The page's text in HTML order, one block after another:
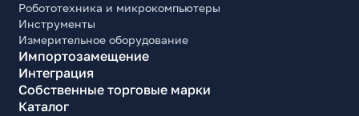
Робототехника и микрокомпьютеры
Инструменты
Измерительное оборудование
Импортозамещение
Интеграция
Собственные торговые марки
Каталог